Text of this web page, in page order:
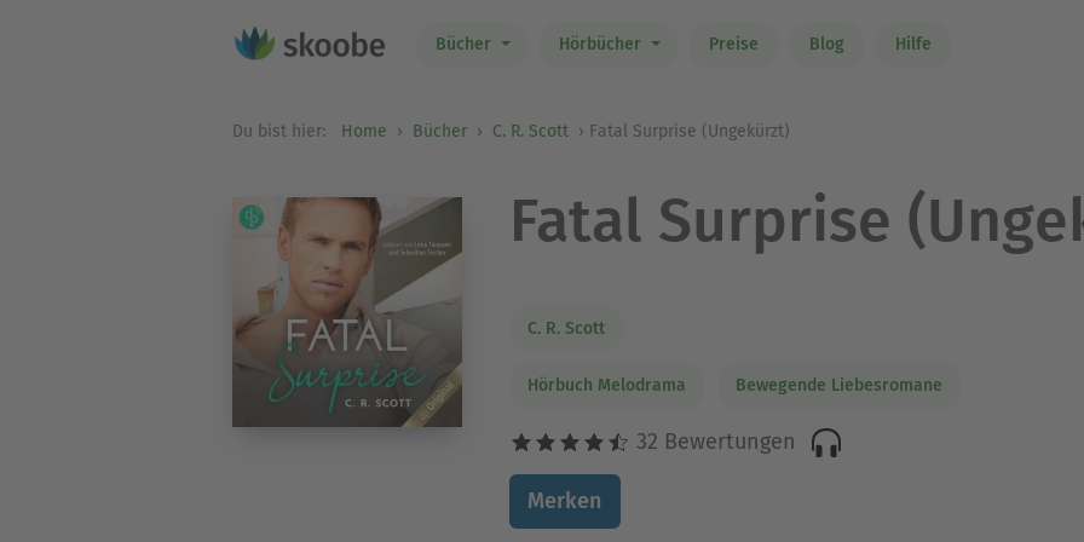
Bücher Hörbücher Preise Blog Hilfe
Du bist hier: Home Bücher C. R. Scott Fatal Surprise (Ungekürzt)
Fatal Surprise
C. R. Scott
Hörbuch Melodrama Bewegende Liebesromane
32 Bewertungen
Merken